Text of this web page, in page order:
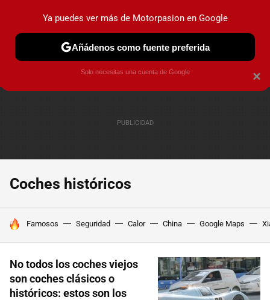
PRUEBAS COCHES ELÉCTRICOS OBSERVATORIO
Coches históricos
HOY SE HABLA DE
Famosos Seguridad Calor China Google Maps
No todos los coches viejos
son coches clásicos o
históricos: estos son los
×
Ya puedes ver más de Motorpasion en Google
Añádenos como fuente preferida
Solo necesitas una cuenta de Google